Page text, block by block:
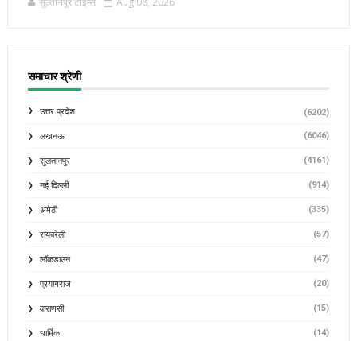
समाचार श्रेणी
उत्तर प्रदेश (6202)
लखनऊ (6046)
सुलतानपुर (4161)
नई दिल्ली (914)
अमेठी (335)
रायबरेली (57)
लॉकडाउन (47)
प्रयागराज (20)
वाराणसी (15)
धार्मिक (14)